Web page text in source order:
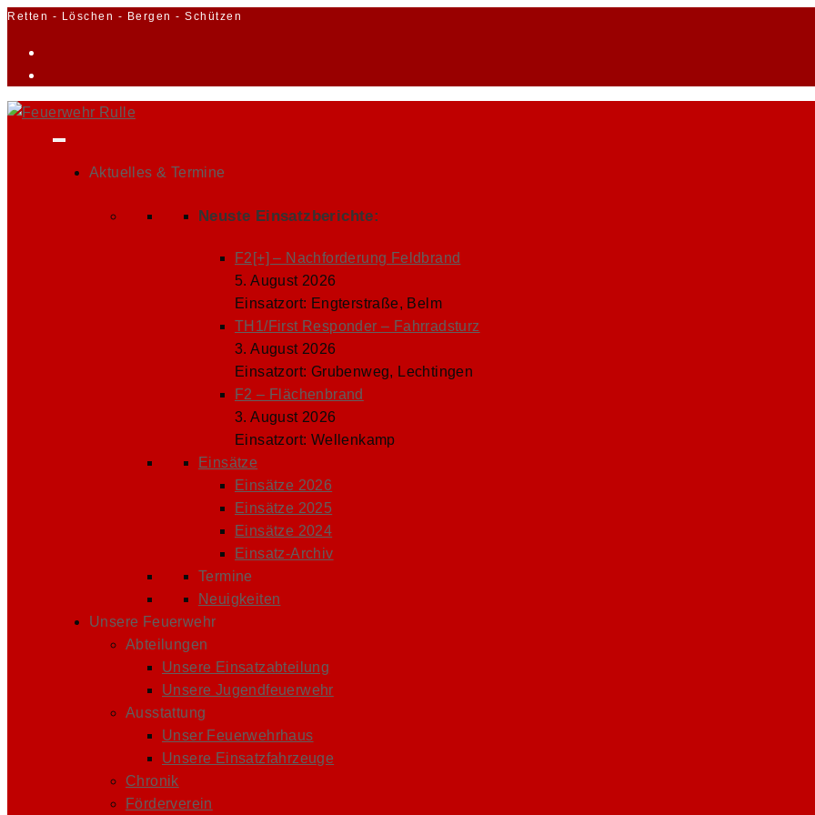
Zum
Retten - Löschen - Bergen - Schützen
Aktuelles & Termine
Neuste Einsatzberichte:
F2[+] – Nachforderung Feldbrand
5. August 2026
Einsatzort: Engterstraße, Belm
TH1/First Responder – Fahrradsturz
3. August 2026
Einsatzort: Grubenweg, Lechtingen
F2 – Flächenbrand
3. August 2026
Einsatzort: Wellenkamp
Einsätze
Einsätze 2026
Einsätze 2025
Einsätze 2024
Einsatz-Archiv
Termine
Neuigkeiten
Unsere Feuerwehr
Abteilungen
Unsere Einsatzabteilung
Unsere Jugendfeuerwehr
Ausstattung
Unser Feuerwehrhaus
Unsere Einsatzfahrzeuge
Chronik
Förderverein